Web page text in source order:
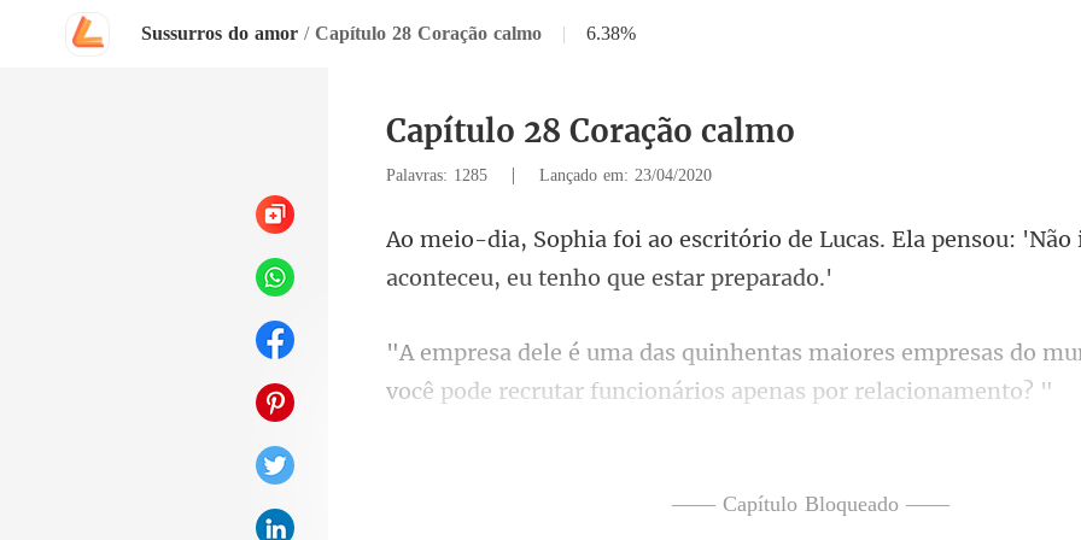
Sussurros do amor / Capítulo 28 Coração calmo | 6.38%
Capítulo 28 Coração calmo
Palavras: 1285 | Lançado em: 23/04/2020
Lucas. Ela pensou:
a
s empresas do
você pode recruta
—— Capítulo Bloqueado ——